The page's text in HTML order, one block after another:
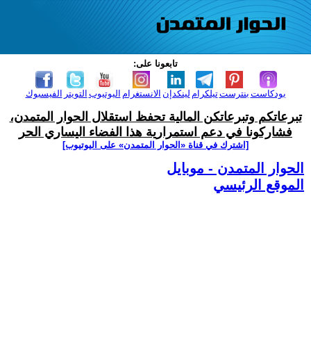
تابعونا على:
الفيسبوك التويتر اليوتيوب الانستغرام لينكدإن تيلكرامبنترست بودكاست
تبرعاتكم وتبرعاتكن المالية تحفظ استقلال الحوار المتمدن،
فشاركونا في دعم استمرارية هذا الفضاء اليساري الحر
[اشترك في قناة ‫«الحوار المتمدن» على اليوتيوب]
الحوار المتمدن - موبايل
الموقع الرئيسي